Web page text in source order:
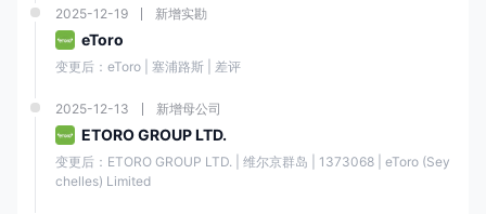
主要外汇货币
对
1:30
大宗商品
股票
2025-12-19 新增实勘
eToro
变更后：eToro | 塞浦路斯 | 差评
2025-12-13 新增母公司
ETORO GROUP LTD.
变更后：ETORO GROUP LTD. | 维尔京群岛 | 1373068 | eToro (Sey
chelles) Limited